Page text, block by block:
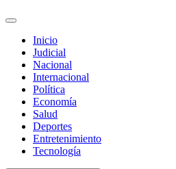
Inicio
Judicial
Nacional
Internacional
Política
Economía
Salud
Deportes
Entretenimiento
Tecnología